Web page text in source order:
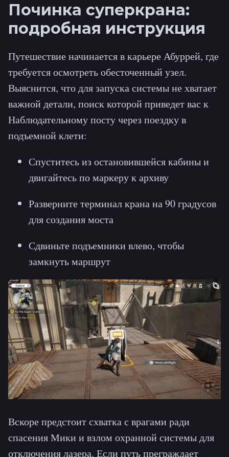
Починка суперкрана:
подробная инструкция
Путешествие начинается в карьере Абуррей, где
требуется осмотреть обесточенный узел.
Выяснится, что для запуска системы не хватает
важной детали, поиск которой приведет вас к
Наблюдательному посту через поездку в
подъемной клети:
Спуститесь из остановившейся кабины и
двигайтесь по маркеру к архиву
Разверните терминал крана на 90 градусов
для создания моста
Сдвиньте подъемники влево, чтобы
замкнуть маршрут
Вскоре предстоит схватка с врагами ради
спасения Мики и взлом охранной системы для
отключения лазера. Если путь преграждает